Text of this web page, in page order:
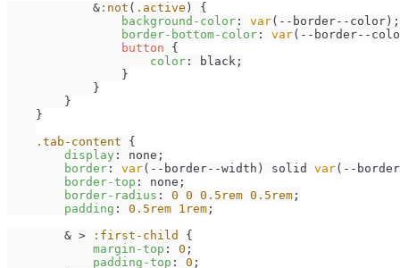
            &
:not ( .active ) {
background-color : var(--border--color);
border-bottom-color : var(--border--
button {
color : black;
                }
            }
        }
    }
.tab-content {
display : none;
border : var(--border--width) solid var(--
border-top : none;
border-radius : 0 0 0.5rem 0.5rem ;
padding : 0.5rem 1rem ;
        & >
:first-child
{
margin-top : 0 ;
padding-top : 0 ;